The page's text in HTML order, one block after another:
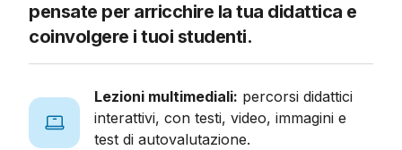
pensate per arricchire la tua didattica e
coinvolgere i tuoi studenti.
Lezioni multimediali: percorsi didattici
interattivi, con testi, video, immagini e
test di autovalutazione.